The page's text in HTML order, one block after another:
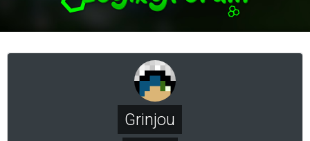
Grinjou